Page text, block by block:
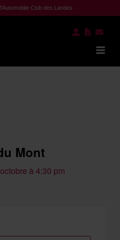
Club des Landes
Mont
à 4:30 pm